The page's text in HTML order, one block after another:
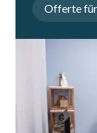
Offerte